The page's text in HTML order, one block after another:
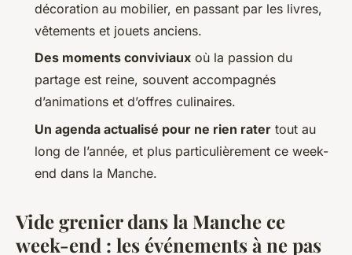
décoration au mobilier, en passant par les livres,
vêtements et jouets anciens.
Des moments conviviaux où la passion du
partage est reine, souvent accompagnés
d’animations et d’offres culinaires.
Un agenda actualisé pour ne rien rater tout au
long de l’année, et plus particulièrement ce week-
end dans la Manche.
Vide grenier dans la Manche ce
week-end : les événements à ne pas